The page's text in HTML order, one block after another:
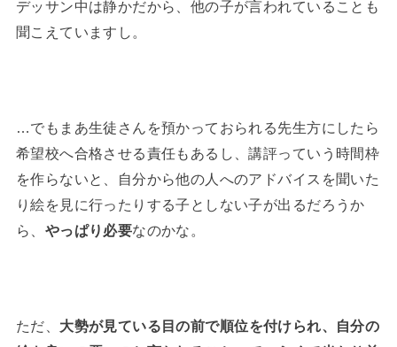
デッサン中は静かだから、他の子が言われていることも
聞こえていますし。
…でもまあ生徒さんを預かっておられる先生方にしたら
希望校へ合格させる責任もあるし、講評っていう時間枠
を作らないと、自分から他の人へのアドバイスを聞いた
り絵を見に行ったりする子としない子が出るだろうか
ら、 やっぱり必要なのかな。
ただ、 大勢が見ている目の前で順位を付けられ、自分の